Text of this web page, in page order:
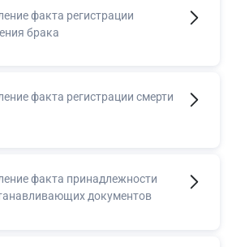
факта регистрации
брака
факта регистрации смерти
факта принадлежности
документов